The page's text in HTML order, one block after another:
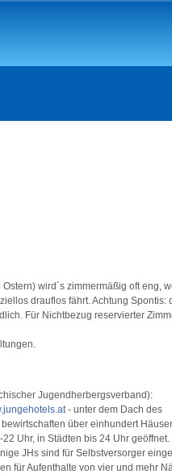
wird´s zimmermäßig oft eng,
drauflos fährt. Achtung Spontis:
Für Nichtbezug reservierter
Jugendherbergsverband):
- unter dem Dach des
über einhundert
Uhr, in Städten bis 24 Uhr geöffnet.
JHs sind für Selbstversorger
für Aufenthalte von vier und mehr